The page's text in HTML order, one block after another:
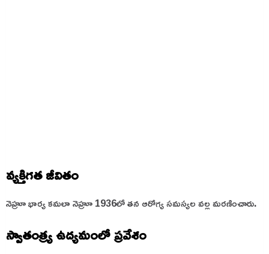
వ్యక్తిగత జీవితం
నెహ్రూ భార్య క‌మ‌లా నెహ్రూ 1936లో త‌న ఆరోగ్య స‌మ‌స్య‌ల వ‌ల్ల మ‌ర‌ణించారు.
స్వాతంత్ర్య ఉద్యమంలో ప్రవేశం